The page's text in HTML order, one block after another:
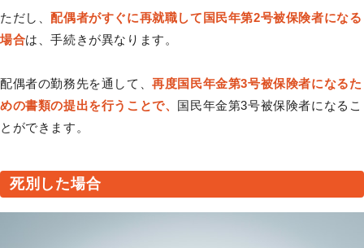
ただし、配偶者がすぐに再就職して国民年第2号被保険者になる
場合は、手続きが異なります。
配偶者の勤務先を通して、再度国民年金第3号被保険者になるた
めの書類の提出を行うことで、 国民年金第3号被保険者になるこ
とができます。
死別した場合